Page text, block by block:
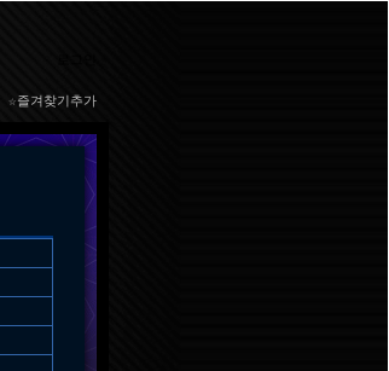
☆즐겨찾기추가